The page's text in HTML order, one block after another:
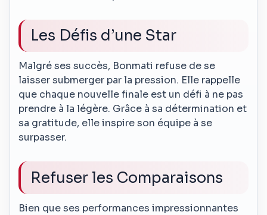
Les Défis d’une Star
Malgré ses succès, Bonmati refuse de se
laisser submerger par la pression. Elle rappelle
que chaque nouvelle finale est un défi à ne pas
prendre à la légère. Grâce à sa détermination et
sa gratitude, elle inspire son équipe à se
surpasser.
Refuser les Comparaisons
Bien que ses performances impressionnantes